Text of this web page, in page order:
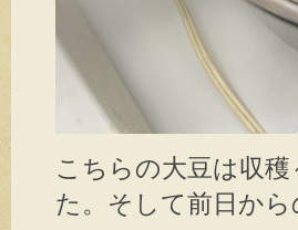
こちらの大豆は収
た。そして前日か